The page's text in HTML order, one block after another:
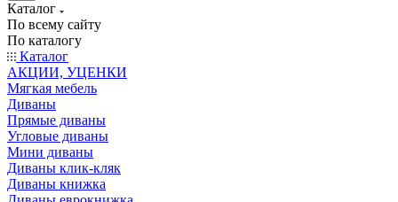
Каталог
По всему сайту
По каталогу
Каталог
АКЦИИ, УЦЕНКИ
Мягкая мебель
Диваны
Прямые диваны
Угловые диваны
Мини диваны
Диваны клик-кляк
Диваны книжка